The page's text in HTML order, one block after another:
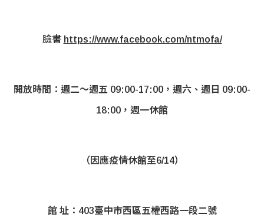
臉書 https://www.facebook.com/ntmofa/
開放時間：週二～週五 09:00-17:00，週六、週日 09:00-
18:00，週一休館
（因應疫情休館至6/14）
館 址：403臺中市西區五權西路一段二號